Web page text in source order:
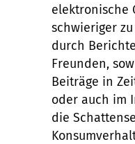
elektronische
schwieriger
durch
Freunden,
Beiträge in
oder auch im
die